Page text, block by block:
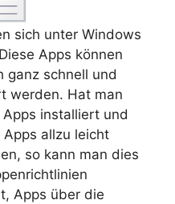
sich unter Windows
Apps können
ganz schnell und
werden. Hat man
installiert und
allzu leicht
so kann man dies
Apps über die